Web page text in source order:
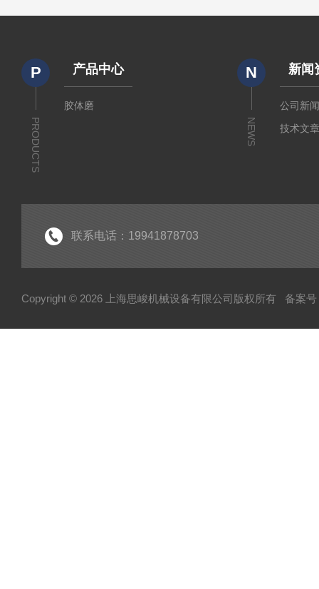
P
PRODUCTS
产品中心
胶体磨
N
NEWS
新闻
公司新
技术文
联系电话：19941878703
Copyright © 2026 上海思峻机械设备有限公司版权所有 备案号